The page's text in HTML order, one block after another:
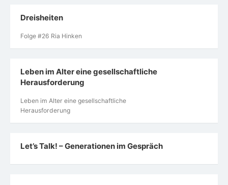
Dreisheiten
Folge #26 Ria Hinken
Leben im Alter eine gesellschaftliche
Herausforderung
Leben im Alter eine gesellschaftliche
Herausforderung
Let’s Talk! – Generationen im Gespräch